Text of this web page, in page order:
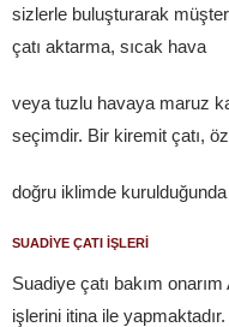
sizlerle buluşturarak
çatı aktarma, sıcak hava
veya tuzlu havaya maruz
seçimdir. Bir kiremit çatı,
doğru iklimde
SUADİYE ÇATI İŞLERİ
Suadiye çatı bakım onarım
işlerini itina ile yapmaktadır.